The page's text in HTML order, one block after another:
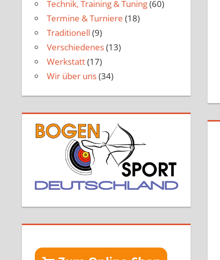
Technik, Training & Tuning(60)
Termine & Turniere (18)
Traditionell (9)
Verschiedenes(13)
Werkstatt(17)
Wir über uns(34)